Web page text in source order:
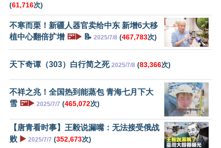
(61,716次)
不寒而栗！新疆人器官卖给中东 新增6大移
植中心翻倍扩增 🖼️▶️ 📝 2025/7/8 (467,783次)
天下奇谭（303）白行简之死 2025/7/8 (83,366次)
不祥之兆！全国热到能蒸包 青海七月下大
雪 🖼️▶️ 2025/7/7 (465,072次)
【唐青看时事】王毅说漏嘴：无法接受俄战
败 ▶️ 2025/7/7 (352,673次)